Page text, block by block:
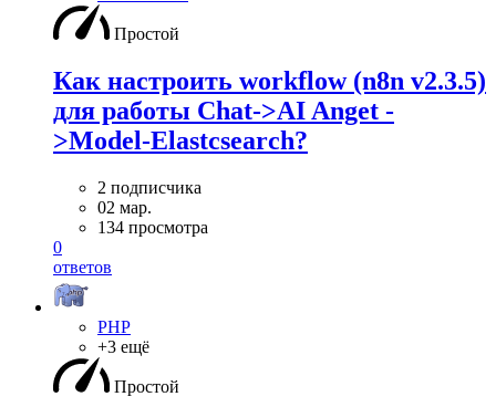
Простой
Как настроить workflow (n8n v2.3.5)
для работы Chat->AI Anget -
>Model-Elastcsearch?
2 подписчика
02 мар.
134 просмотра
0
ответов
PHP
+3 ещё
Простой